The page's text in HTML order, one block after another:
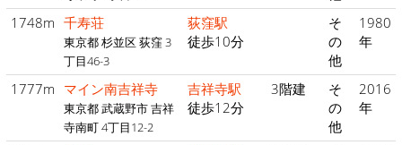
1748m 千寿荘
東京都 杉並区 荻窪 3
丁目46-3
荻窪駅
徒歩10分
そ
の
他
1980
年
1777m マイン南吉祥寺
東京都 武蔵野市 吉祥
寺南町 4丁目12-2
吉祥寺駅
徒歩12分
3階建
そ
の
他
2016
年